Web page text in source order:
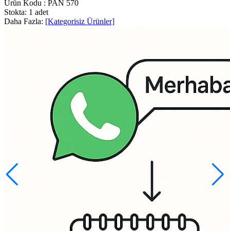
Ürün Kodu : PAN 570
Stokta: 1 adet
Daha Fazla: [Kategorisiz Ürünler]